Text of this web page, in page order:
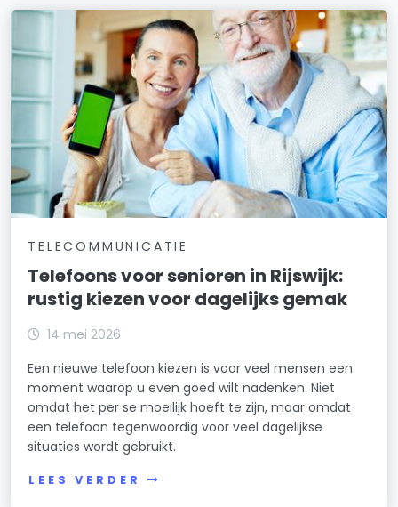
TELECOMMUNICATIE
Telefoons voor senioren in Rijswijk:
rustig kiezen voor dagelijks gemak
14 mei 2026
Een nieuwe telefoon kiezen is voor veel mensen een
moment waarop u even goed wilt nadenken. Niet
omdat het per se moeilijk hoeft te zijn, maar omdat
een telefoon tegenwoordig voor veel dagelijkse
situaties wordt gebruikt.
LEES VERDER